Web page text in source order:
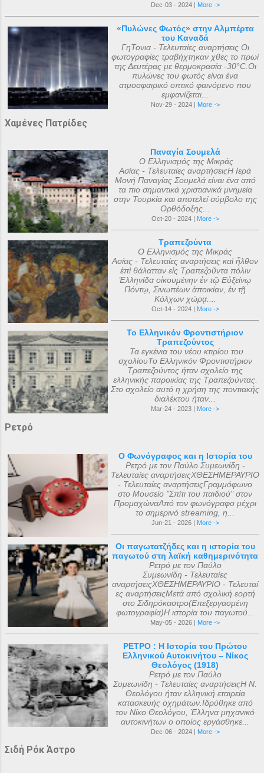
Dec-03 - 2024 | More ->
«Πυλώνες Φωτός» στην Αλμπέρτα
του Καναδά
ΓηΤονια - Τελευταίες αναρτήσεις Οι
φωτογραφίες τραβήχτηκαν χθες το πρωί
της Δευτέρας με θερμοκρασία -30°C.Οι
πυλώνες του φωτός είναι ένα
ατμοσφαιρικό οπτικό φαινόμενο που
εμφανίζεται...
Nov-29 - 2024 | More ->
Χαμένες Πατρίδες
Παναγία Σουμελά
Ο Ελληνισμός της Μικράς
Ασίας - Τελευταίες αναρτήσειςΗ Ιερά
Μονή Παναγίας Σουμελά είναι ένα από
τα πιο σημαντικά χριστιανικά μνημεία
στην Τουρκία και αποτελεί σύμβολο της
Ορθόδοξης...
Oct-20 - 2024 | More ->
Τραπεζούντα
Ο Ελληνισμός της Μικράς
Ασίας - Τελευταίες αναρτήσεις καὶ ἦλθον
ἐπὶ θάλατταν εἰς Τραπεζοῦντα πόλιν
Ἑλληνίδα οἰκουμένην ἐν τῷ Εὐξείνῳ
Πόντῳ, Σινωπέων ἀποικίαν, ἐν τῇ
Κόλχων χώρᾳ....
Oct-14 - 2024 | More ->
Το Ελληνικόν Φροντιστήριον
Τραπεζούντος
Τα εγκένια του νέου κτιρίου του
σχολίουΤο Ελληνικόν Φροντιστήριον
Τραπεζούντος ήταν σχολείο της
ελληνικής παροικίας της Τραπεζούντας.
Στο σχολείο αυτό η χρήση της ποντιακής
διαλέκτου ήταν...
Mar-24 - 2023 | More ->
Ρετρό
Ο Φωνόγραφος και η Ιστορία του
Ρετρό με τον Παύλο Συμεωνίδη -
Τελευταίες αναρτήσειςΧΘΕΣΗΜΕΡΑΥΡΙΟ
- Τελευταίες αναρτήσειςΓραμμόφωνο
στο Μουσείο "Σπίτι του παιδιού" στον
ΠρομαχώναΑπό τον φωνόγραφο μέχρι
το σημερινό streaming, η...
Jun-21 - 2026 | More ->
Οι παγωτατζήδες και η ιστορία του
παγωτού στη λαϊκή καθημερινότητα
Ρετρό με τον Παύλο
Συμεωνίδη - Τελευταίες
αναρτήσειςΧΘΕΣΗΜΕΡΑΥΡΙΟ - Τελευταί
ες αναρτήσειςΜετά από σχολική εορτή
στο Σιδηρόκαστρο(Επεξεργασμένη
φωτογραφία)Η ιστορία του παγωτού...
May-05 - 2026 | More ->
ΡΕΤΡΟ : Η Ιστορία του Πρώτου
Ελληνικού Αυτοκινήτου – Νίκος
Θεολόγος (1918)
Ρετρό με τον Παύλο
Συμεωνίδη - Τελευταίες αναρτήσειςΗ Ν.
Θεολόγου ήταν ελληνική εταιρεία
κατασκευής οχημάτων.Ιδρύθηκε από
τον Νίκο Θεολόγου, Έλληνα μηχανικό
αυτοκινήτων ο οποίος εργάσθηκε...
Dec-06 - 2024 | More ->
Σιδή Ρόκ Άστρο